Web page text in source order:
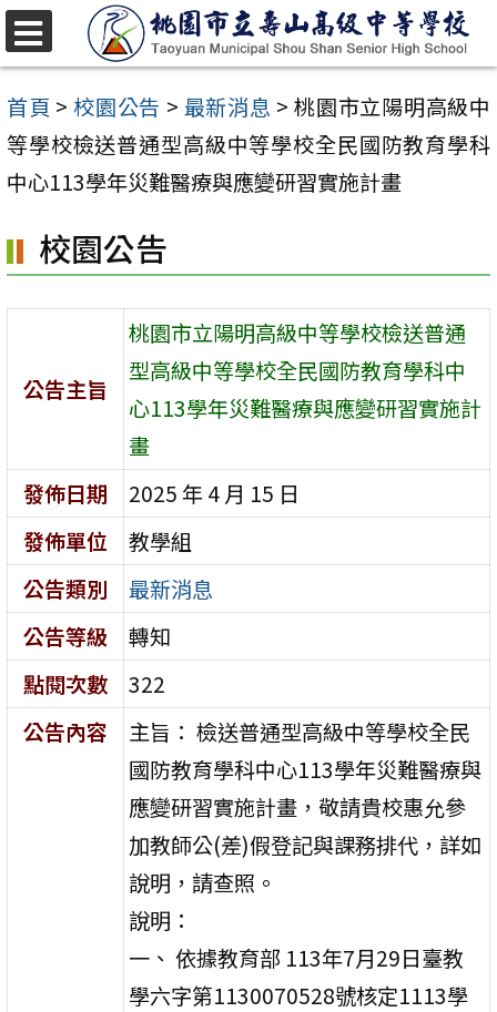
跳
至
主
要
內
區
首頁 > 校園公告 > 最新消息 > 桃園市立陽明高級中
等學校檢送普通型高級中等學校全民國防教育學科
中心113學年災難醫療與應變研習實施計畫
校園公告
公告主旨
桃園市立陽明高級中等學校檢送普通
型高級中等學校全民國防教育學科中
心113學年災難醫療與應變研習實施計
畫
發佈日期
2025 年 4 月 15 日
發佈單位
教學組
公告類別
最新消息
公告等級
轉知
點閱次數
322
公告內容
主旨： 檢送普通型高級中等學校全民
國防教育學科中心113學年災難醫療與
應變研習實施計畫，敬請貴校惠允參
加教師公(差)假登記與課務排代，詳如
說明，請查照。
說明：
一、 依據教育部 113年7月29日臺教
學六字第1130070528號核定1113學
選
單